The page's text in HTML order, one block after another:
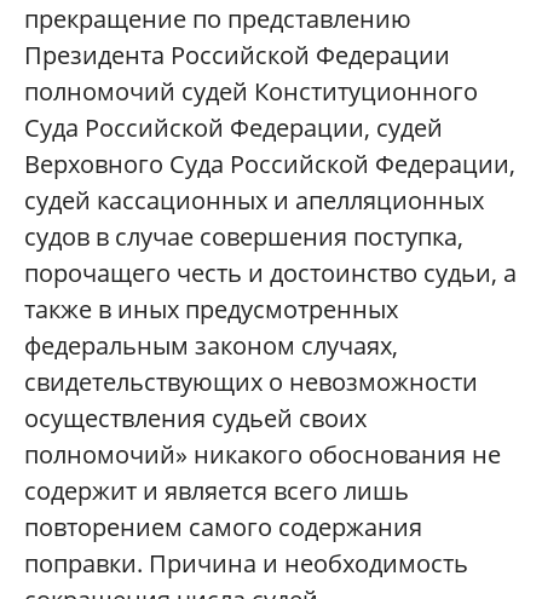
прекращение по представлению
Президента Российской Федерации
полномочий судей Конституционного
Суда Российской Федерации, судей
Верховного Суда Российской Федерации,
судей кассационных и апелляционных
судов в случае совершения поступка,
порочащего честь и достоинство судьи, а
также в иных предусмотренных
федеральным законом случаях,
свидетельствующих о невозможности
осуществления судьей своих
полномочий» никакого обоснования не
содержит и является всего лишь
повторением самого содержания
поправки. Причина и необходимость